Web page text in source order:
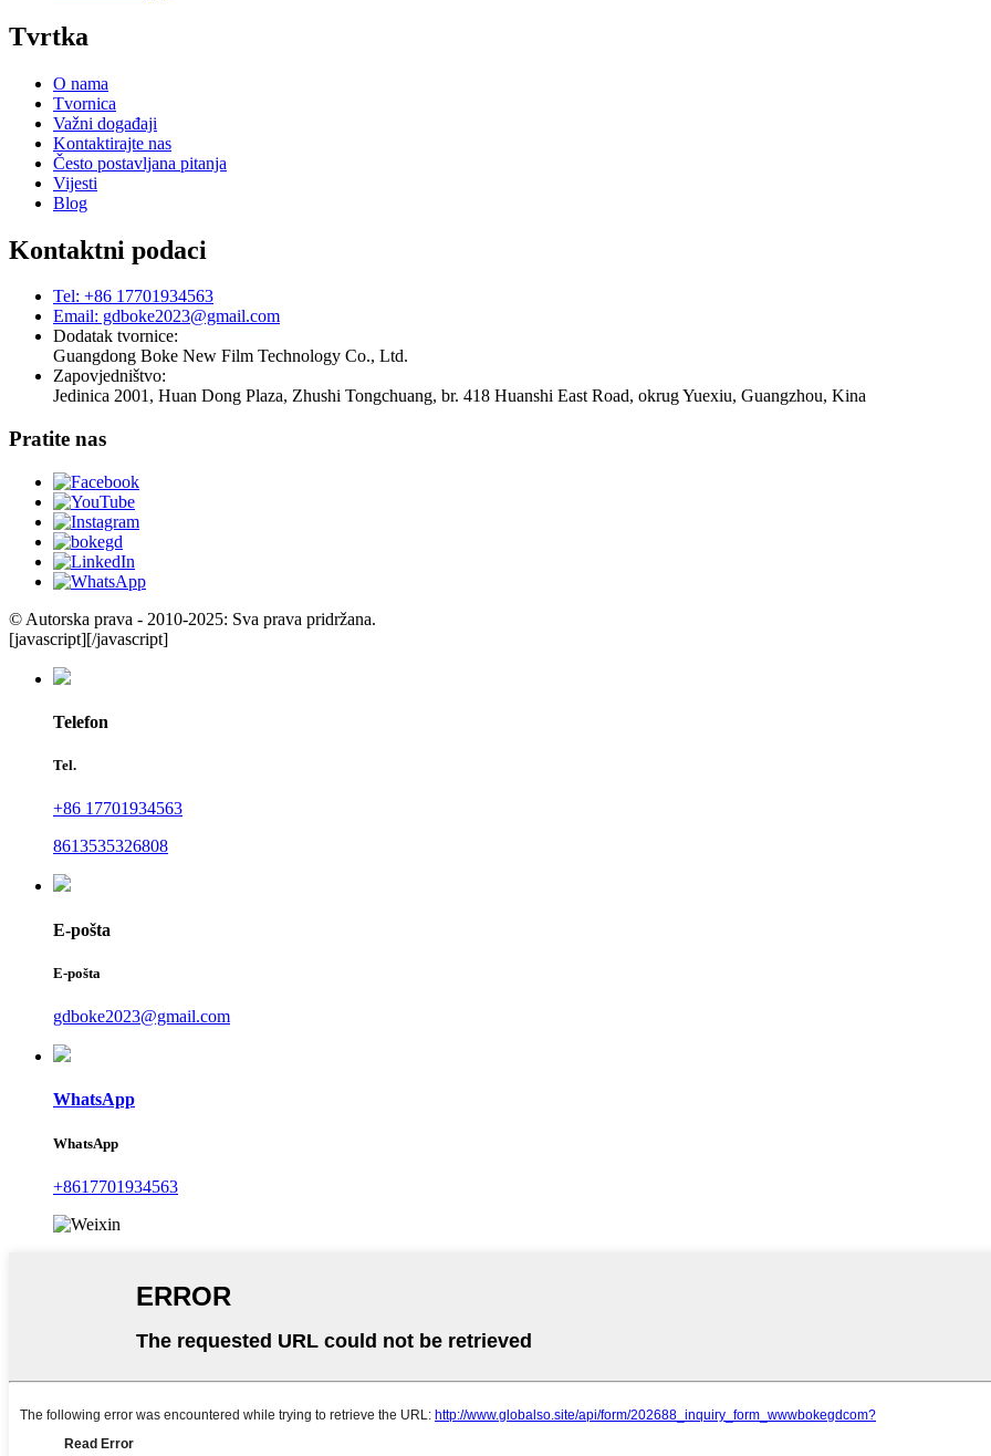
Tvrtka
O nama
Tvornica
Važni događaji
Kontaktirajte nas
Često postavljana pitanja
Vijesti
Blog
Kontaktni podaci
Tel: +86 17701934563
Email: gdboke2023@gmail.com
Dodatak tvornice:
Guangdong Boke New Film Technology Co., Ltd.
Zapovjedništvo:
Jedinica 2001, Huan Dong Plaza, Zhushi Tongchuang, br. 418 Huanshi East Road, okrug Yuexiu, Guangzhou, Kina
Pratite nas
© Autorska prava - 2010-2025: Sva prava pridržana.
[javascript][/javascript]
Telefon
Tel.
+86 17701934563
8613535326808
E-pošta
E-pošta
gdboke2023@gmail.com
WhatsApp
WhatsApp
+8617701934563